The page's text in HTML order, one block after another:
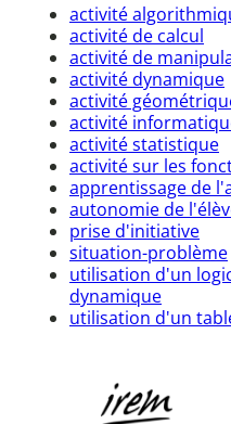
activité
activité de calcul
activité de
activité dynamique
activité
activité
activité statistique
activité sur les
apprentissage de
autonomie de
prise d'initiative
situation-problème
utilisation d'un
dynamique
utilisation d'un